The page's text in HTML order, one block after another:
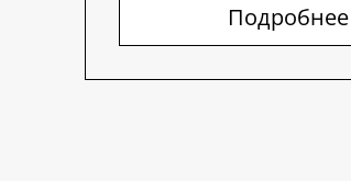
Подробнее